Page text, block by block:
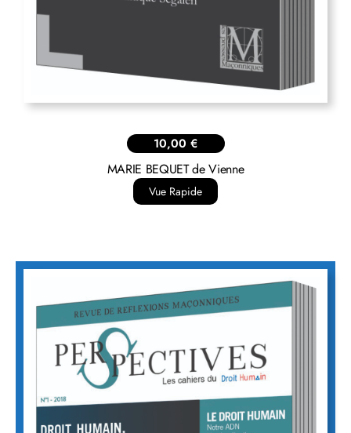
10,00 €
MARIE BEQUET de Vienne
Vue Rapide